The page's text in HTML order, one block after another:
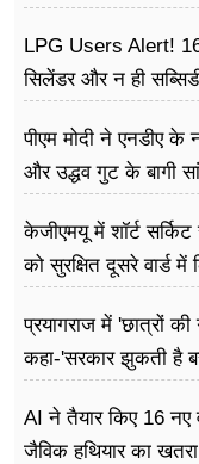
LPG Users Alert!
सिलेंडर और न ही
पीएम मोदी ने एनडीए
और उद्धव गुट के बागी
केजीएमयू में शॉर्ट
को सुरक्षित दूसरे वार्ड में
प्रयागराज में 'छात्रों
कहा-'सरकार झुकती है
AI ने तैयार किए 16 नए
जैविक हथियार का खतरा